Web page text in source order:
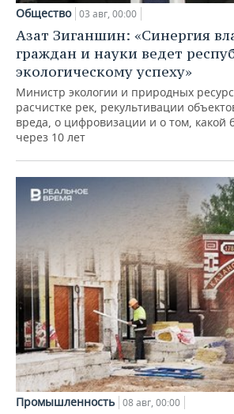
Общество 03 авг, 00:00
Азат Зиганшин: «Синергия
граждан и науки ведет
экологическому успеху»
Министр экологии и природных
расчистке рек, рекультивации
вреда, о цифровизации и о том, какой
через 10 лет
Промышленность 08 авг, 00:00